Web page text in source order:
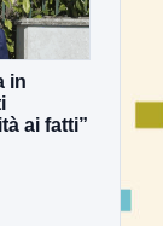
in
ai fatti”